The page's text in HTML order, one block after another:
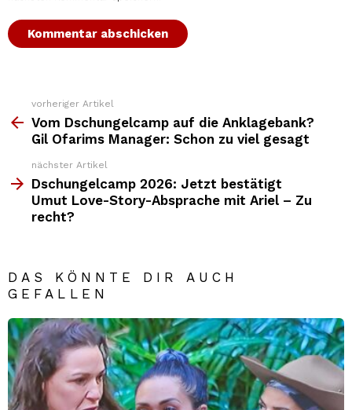
Weitere
Top
News
vorheriger Artikel
Vom Dschungelcamp auf die Anklagebank?
Gil Ofarims Manager: Schon zu viel gesagt
nächster Artikel
Dschungelcamp 2026: Jetzt bestätigt
Umut Love-Story-Absprache mit Ariel – Zu
recht?
DAS KÖNNTE DIR AUCH
GEFALLEN